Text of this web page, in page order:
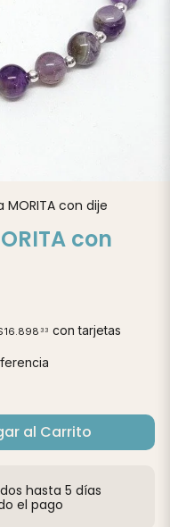
con dije
con
33 con tarjetas
al Carrito
hasta 5 días
el pago